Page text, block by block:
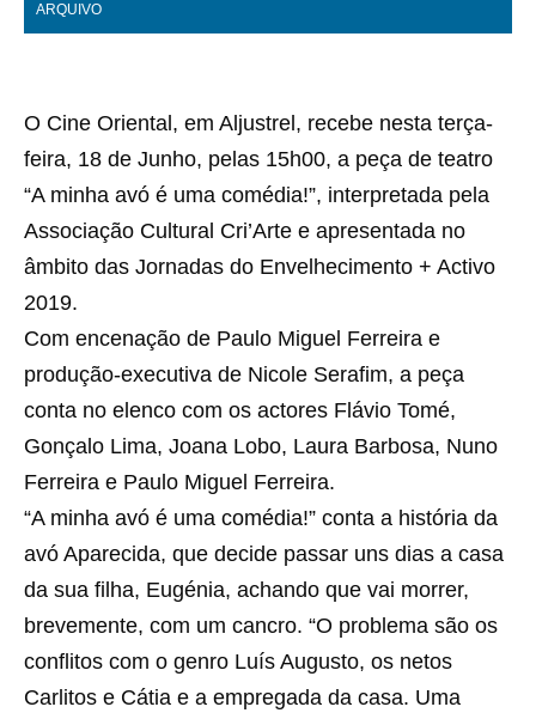
ARQUIVO
O Cine Oriental, em Aljustrel, recebe nesta terça-
feira, 18 de Junho, pelas 15h00, a peça de teatro
“A minha avó é uma comédia!”, interpretada pela
Associação Cultural Cri’Arte e apresentada no
âmbito das Jornadas do Envelhecimento + Activo
2019.
Com encenação de Paulo Miguel Ferreira e
produção-executiva de Nicole Serafim, a peça
conta no elenco com os actores Flávio Tomé,
Gonçalo Lima, Joana Lobo, Laura Barbosa, Nuno
Ferreira e Paulo Miguel Ferreira.
“A minha avó é uma comédia!” conta a história da
avó Aparecida, que decide passar uns dias a casa
da sua filha, Eugénia, achando que vai morrer,
brevemente, com um cancro. “O problema são os
conflitos com o genro Luís Augusto, os netos
Carlitos e Cátia e a empregada da casa. Uma